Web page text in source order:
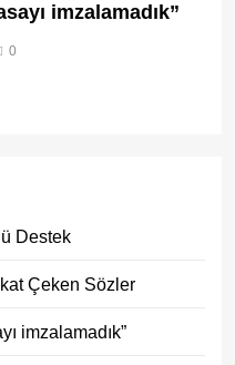
imzalamadık”
0
Destek
Çeken Sözler
imzalamadık”